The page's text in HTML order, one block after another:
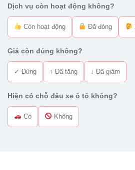
Dịch vụ còn hoạt động không?
Còn hoạt động Đã đóng
Giá còn đúng không?
✓ Đúng ↑ Đã tăng ↓ Đã giảm
Hiện có chỗ đậu xe ô tô không?
Có Không